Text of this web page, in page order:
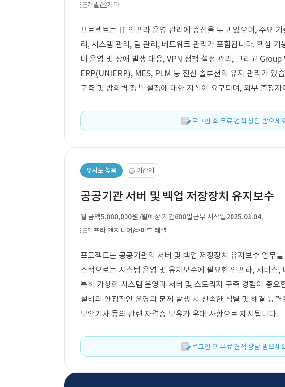
개발
기타
프로젝트는 IT 인프라 운영 관리에 중점을 두고 있으며, 주요
리, 시스템 관리, 팀 관리, 네트워크 관리가 포함됩니다. 핵심 기
비 운영 및 장애 발생 대응, VPN 정책 설정 관리, 그리고
ERP(UNIERP), MES, PLM 등 전산 솔루션의 유지 관리가 있
구축 및 방화벽 정책 설정에 대한 지식이 요구되며, 외부 출장
로그인 후 무료 견적 상담 받으세
유사도 높음 기간제
공공기관 서버 및 백업 저장장치 유지보수
월 금액5,000,000원 /월예상 기간600일근무 시작일2025.03.04.
인프라 엔지니어
미드 레벨
프로젝트는 공공기관의 서버 및 백업 저장장치 유지보수 업무
스택으로는 시스템 운영 및 유지보수에 필요한 인프라, 서비스,
특히 가상화 시스템 운영과 서버 및 스토리지 구축 경험이 중요
설비의 안정적인 운영과 문제 발생 시 신속한 식별 및 해결 능
보안기사 등의 관련 자격증 보유가 우대 사항으로 제시됩니다.
로그인 후 무료 견적 상담 받으세